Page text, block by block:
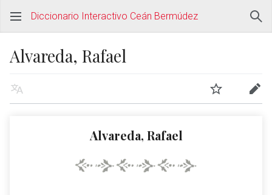
Diccionario Interactivo Ceán Bermúdez
Alvareda, Rafael
Alvareda, Rafael